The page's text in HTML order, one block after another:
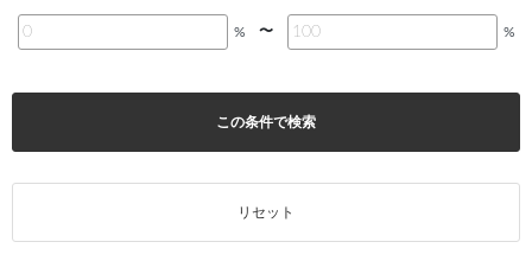
% 〜 %
この条件で検索
リセット